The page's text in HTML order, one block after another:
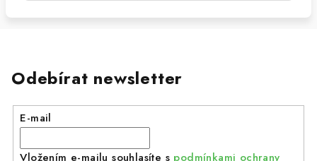
Odebírat newsletter
E-mail
Vložením e-mailu souhlasíte s podmínkami ochrany